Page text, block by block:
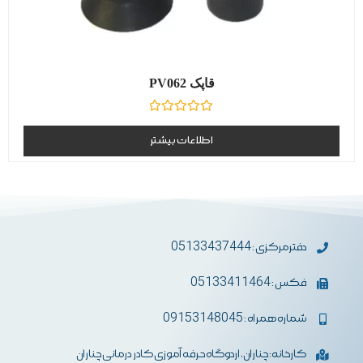
قاپک PV062
0
از
5
اطلاعات بیشتر
دفترمرکزی : 05133437444
فکس : 05133411464
شماره همراه : 09153148045
کارخانه: چناران، اردوگاه حرفه آموزی کادر درمانی چناران